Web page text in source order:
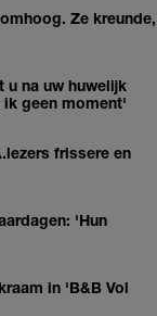
Ze kreunde,
u na uw huwelijk
ik geen moment'
frissere en
'Hun
in 'B&B Vol